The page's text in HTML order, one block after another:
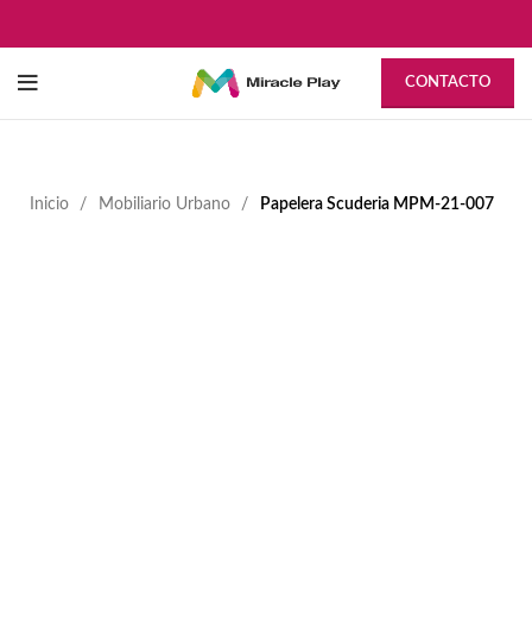
CONTACTO
Inicio Mobiliario Urbano Papelera Scuderia MPM-21-007